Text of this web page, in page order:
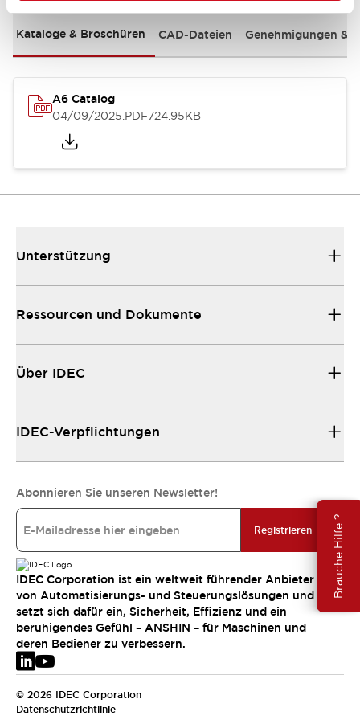
Brauche Hilfe ?
Kataloge & Broschüren CAD-Dateien Genehmigungen &
A6 Catalog
04/09/2025.PDF724.95KB
Unterstützung
Ressourcen und Dokumente
Über IDEC
IDEC-Verpflichtungen
Abonnieren Sie unseren Newsletter!
Registrieren
IDEC Corporation ist ein weltweit führender Anbieter
von Automatisierungs- und Steuerungslösungen und
setzt sich dafür ein, Sicherheit, Effizienz und ein
beruhigendes Gefühl – ANSHIN – für Maschinen und
deren Bediener zu verbessern.
© 2026 IDEC Corporation
Datenschutzrichtlinie